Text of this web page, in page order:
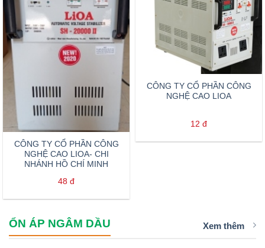
CÔNG TY CỔ PHẦN CÔNG
NGHỆ CAO LIOA- CHI
NHÁNH HỒ CHÍ MINH
48 đ
CÔNG TY CỔ PHẦN CÔNG
NGHỆ CAO LIOA
12 đ
ỔN ÁP NGÂM DẦU Xem thêm